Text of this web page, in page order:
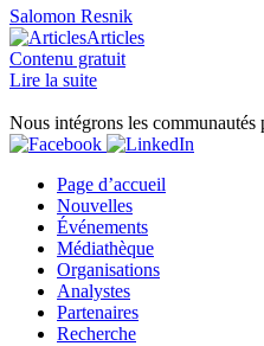
Salomon Resnik
Articles
Contenu gratuit
Lire la suite
Nous intégrons les communautés
Page d’accueil
Nouvelles
Événements
Médiathèque
Organisations
Analystes
Partenaires
Recherche